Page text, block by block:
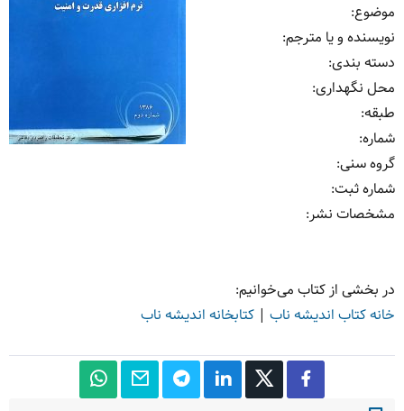
موضوع:
نویسنده و یا مترجم:
دسته بندی:
محل نگهداری:
طبقه:
شماره:
گروه سنی:
شماره ثبت:
مشخصات نشر: ‏‫
در بخشی از کتاب می‌خوانیم:
خانه کتاب اندیشه ناب | کتابخانه اندیشه ناب